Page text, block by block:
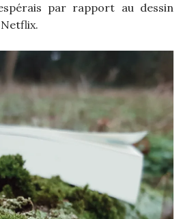
par rapport au dessin